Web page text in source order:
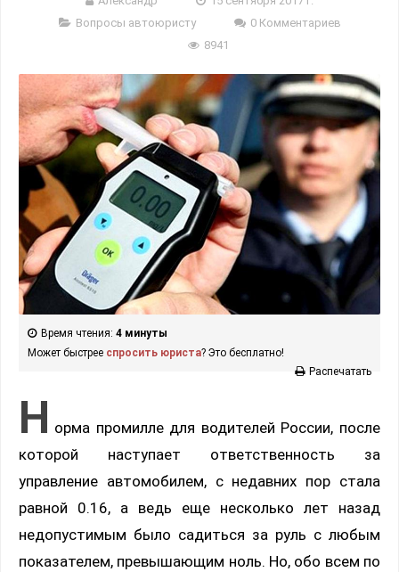
Вопросы автоюристу
0 Комментариев
8941
Время чтения: 4 минуты
Может быстрее спросить юриста? Это бесплатно!
Распечатать
Н орма промилле для водителей России, после
которой наступает ответственность за
управление автомобилем, с недавних пор стала
равной 0.16, а ведь еще несколько лет назад
недопустимым было садиться за руль с любым
показателем, превышающим ноль. Но, обо всем по